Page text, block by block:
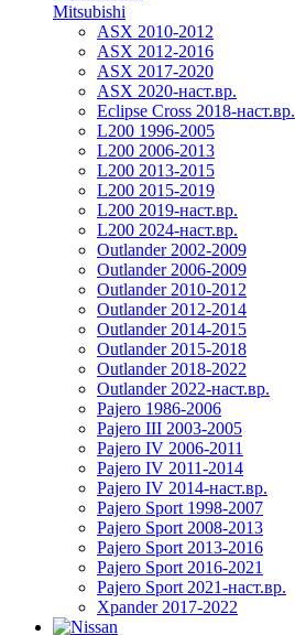
Mitsubishi
ASX 2010-2012
ASX 2012-2016
ASX 2017-2020
ASX 2020-наст.вр.
Eclipse Cross 2018-наст.вр.
L200 1996-2005
L200 2006-2013
L200 2013-2015
L200 2015-2019
L200 2019-наст.вр.
L200 2024-наст.вр.
Outlander 2002-2009
Outlander 2006-2009
Outlander 2010-2012
Outlander 2012-2014
Outlander 2014-2015
Outlander 2015-2018
Outlander 2018-2022
Outlander 2022-наст.вр.
Pajero 1986-2006
Pajero III 2003-2005
Pajero IV 2006-2011
Pajero IV 2011-2014
Pajero IV 2014-наст.вр.
Pajero Sport 1998-2007
Pajero Sport 2008-2013
Pajero Sport 2013-2016
Pajero Sport 2016-2021
Pajero Sport 2021-наст.вр.
Xpander 2017-2022